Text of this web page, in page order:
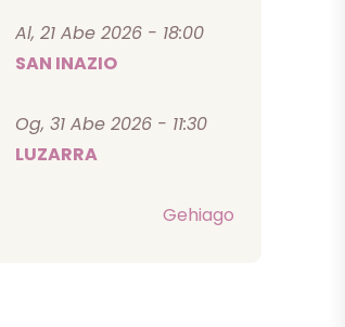
Al, 21 Abe 2026 - 18:00
SAN INAZIO
Og, 31 Abe 2026 - 11:30
LUZARRA
Gehiago